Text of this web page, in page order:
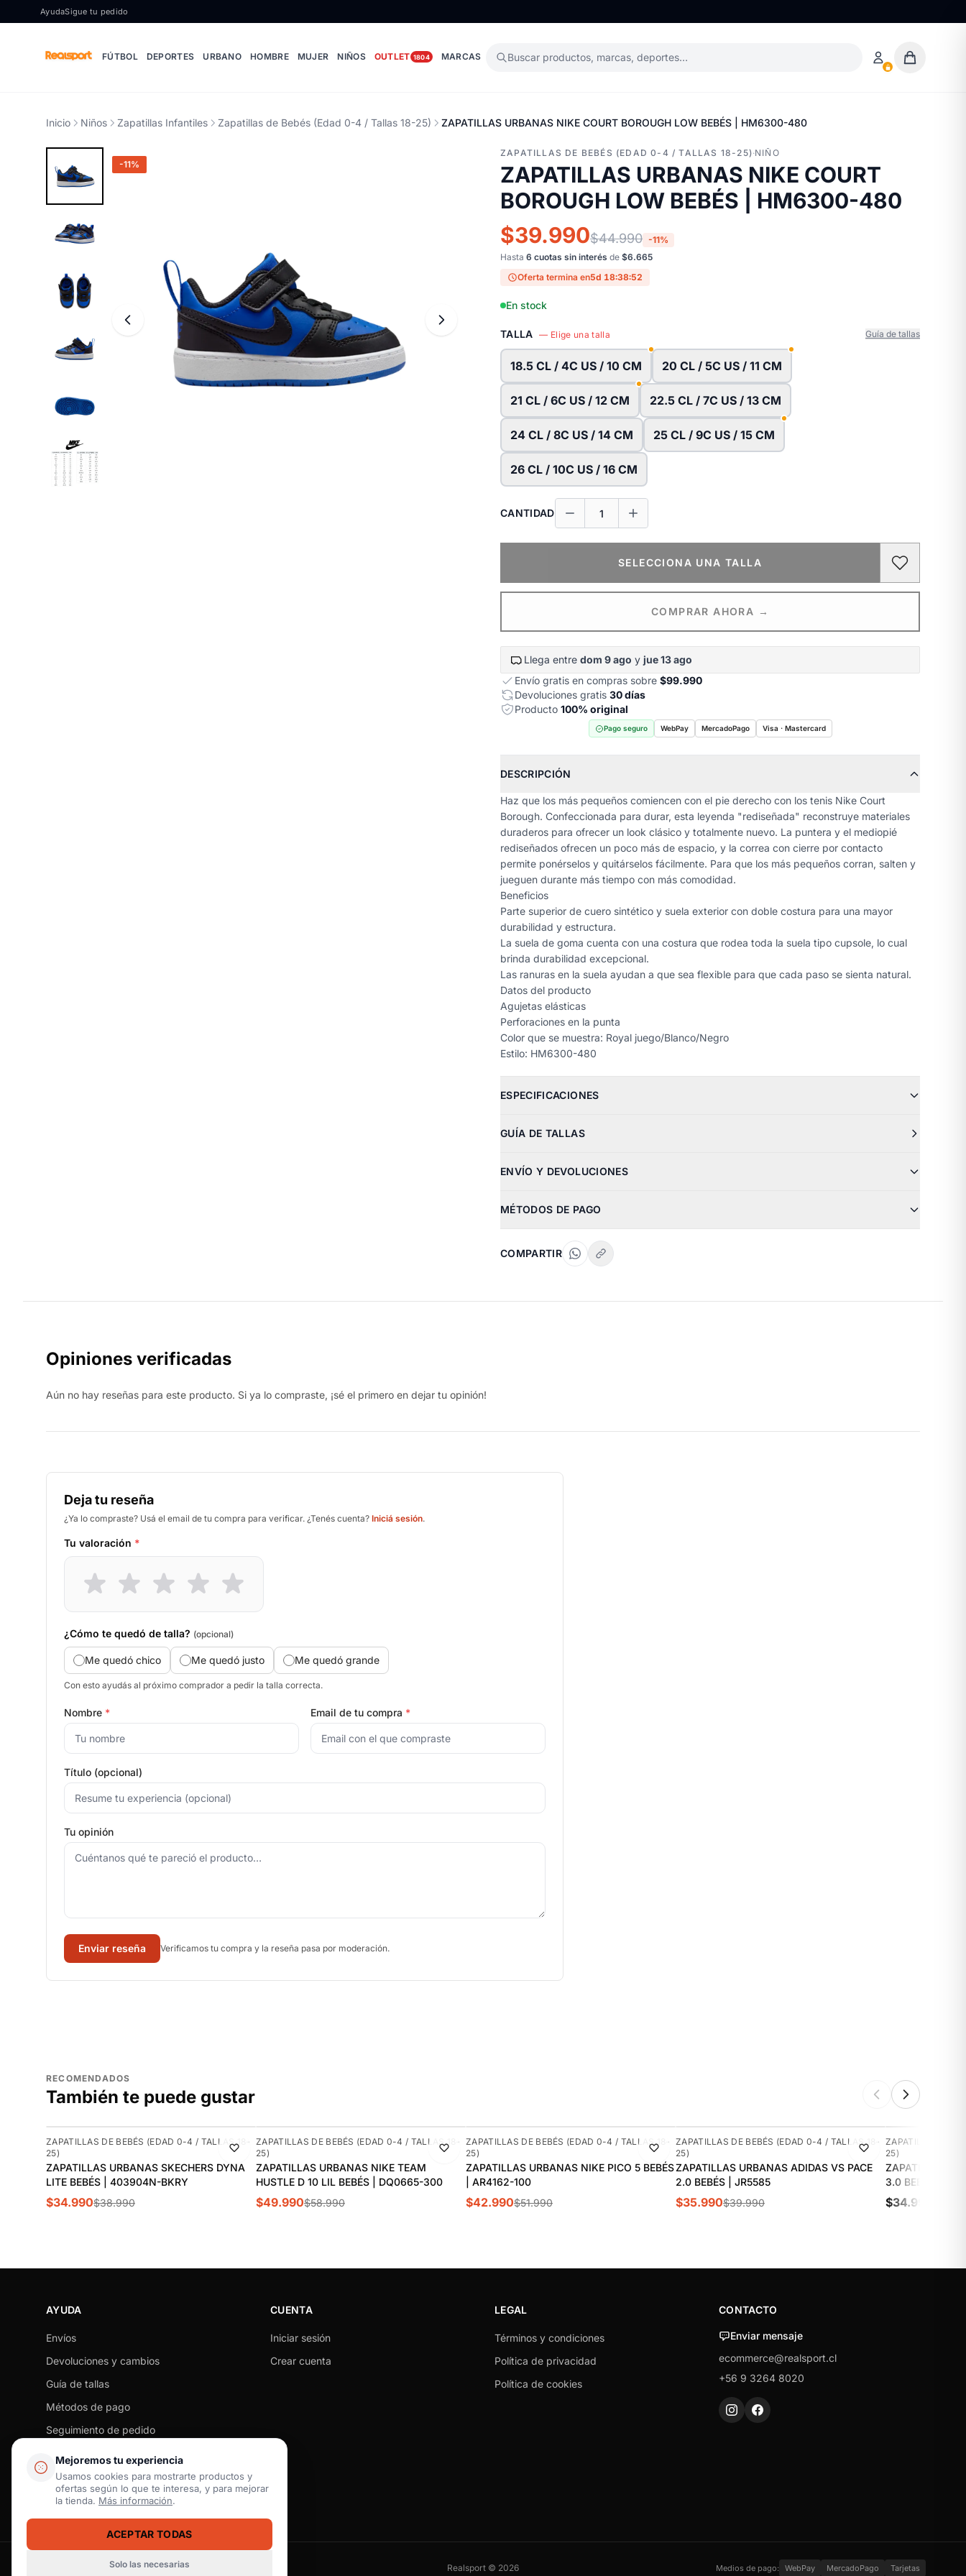
Ir al contenido
Mejoremos tu experiencia
Usamos cookies para mostrarte productos y
ofertas según lo que te interesa, y para mejorar
la tienda. Más información.
ACEPTAR TODAS
Solo las necesarias
AyudaSigue tu pedido
FÚTBOL DEPORTES URBANO HOMBRE MUJER NIÑOS OUTLET 1804 MARCAS Buscar productos, marcas, deportes…
Inicio Niños Zapatillas Infantiles Zapatillas de Bebés (Edad 0-4 / Tallas 18-25) ZAPATILLAS URBANAS NIKE COURT BOROUGH LOW BEBÉS | HM6300-480
-11%
ZAPATILLAS DE BEBÉS (EDAD 0-4 / TALLAS 18-25)·NIÑO
ZAPATILLAS URBANAS NIKE COURT
BOROUGH LOW BEBÉS | HM6300-480
$39.990$44.990 -11%
Hasta 6 cuotas sin interés de $6.665
Oferta termina en5d 18:38:51
En stock
TALLA — Elige una talla Guía de tallas
18.5 CL / 4C US / 10 CM 20 CL / 5C US / 11 CM
21 CL / 6C US / 12 CM 22.5 CL / 7C US / 13 CM
24 CL / 8C US / 14 CM 25 CL / 9C US / 15 CM
26 CL / 10C US / 16 CM
CANTIDAD
SELECCIONA UNA TALLA
COMPRAR AHORA →
Llega entre dom 9 ago y jue 13 ago
Envío gratis en compras sobre $99.990
Devoluciones gratis 30 días
Producto 100% original
Pago seguro WebPay MercadoPago Visa · Mastercard
DESCRIPCIÓN
Haz que los más pequeños comiencen con el pie derecho con los tenis Nike Court
Borough. Confeccionada para durar, esta leyenda "rediseñada" reconstruye materiales
duraderos para ofrecer un look clásico y totalmente nuevo. La puntera y el mediopié
rediseñados ofrecen un poco más de espacio, y la correa con cierre por contacto
permite ponérselos y quitárselos fácilmente. Para que los más pequeños corran, salten y
jueguen durante más tiempo con más comodidad.
Beneficios
Parte superior de cuero sintético y suela exterior con doble costura para una mayor
durabilidad y estructura.
La suela de goma cuenta con una costura que rodea toda la suela tipo cupsole, lo cual
brinda durabilidad excepcional.
Las ranuras en la suela ayudan a que sea flexible para que cada paso se sienta natural.
Datos del producto
Agujetas elásticas
Perforaciones en la punta
Color que se muestra: Royal juego/Blanco/Negro
Estilo: HM6300-480
ESPECIFICACIONES
GUÍA DE TALLAS
ENVÍO Y DEVOLUCIONES
MÉTODOS DE PAGO
COMPARTIR
Opiniones verificadas
Aún no hay reseñas para este producto. Si ya lo compraste, ¡sé el primero en dejar tu opinión!
Deja tu reseña
¿Ya lo compraste? Usá el email de tu compra para verificar. ¿Tenés cuenta? Iniciá sesión.
Tu valoración *
¿Cómo te quedó de talla? (opcional)
Me quedó chico Me quedó justo Me quedó grande
Con esto ayudás al próximo comprador a pedir la talla correcta.
Nombre * Email de tu compra *
Título (opcional)
Tu opinión
Enviar reseña Verificamos tu compra y la reseña pasa por moderación.
RECOMENDADOS
También te puede gustar
-10%
ZAPATILLAS DE BEBÉS (EDAD 0-4 / TALLAS 18-
25)
ZAPATILLAS URBANAS SKECHERS DYNA
LITE BEBÉS | 403904N-BKRY
$34.990$38.990
-15%
ZAPATILLAS DE BEBÉS (EDAD 0-4 / TALLAS 18-
25)
ZAPATILLAS URBANAS NIKE TEAM
HUSTLE D 10 LIL BEBÉS | DQ0665-300
$49.990$58.990
-17%
ZAPATILLAS DE BEBÉS (EDAD 0-4 / TALLAS 18-
25)
ZAPATILLAS URBANAS NIKE PICO 5 BEBÉS
| AR4162-100
$42.990$51.990
-10%
ZAPATILLAS DE BEBÉS (EDAD 0-4 / TALLAS 18-
25)
ZAPATILLAS URBANAS ADIDAS VS PACE
2.0 BEBÉS | JR5585
$35.990$39.990
NUEVO
ZAPATILLAS DE
25)
ZAPATILLAS
3.0 BEBÉS |
$34.990
AYUDA
Envíos
Devoluciones y cambios
Guía de tallas
Métodos de pago
Seguimiento de pedido
Tiendas físicas
Contacto
CUENTA
Iniciar sesión
Crear cuenta
LEGAL
Términos y condiciones
Política de privacidad
Política de cookies
CONTACTO
Enviar mensaje
ecommerce@realsport.cl
+56 9 3264 8020
SSL / Datos protegidos Realsport © 2026 Medios de pago: WebPay MercadoPago Tarjetas